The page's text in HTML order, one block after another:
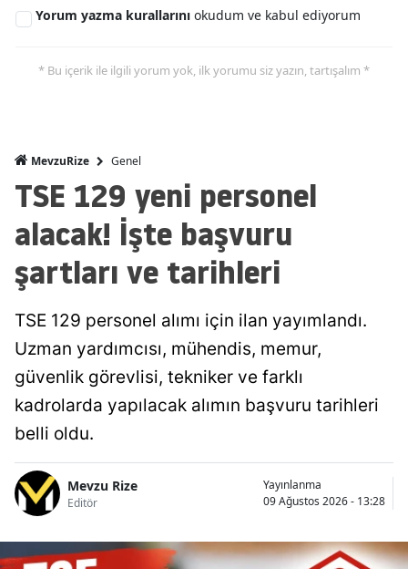
Yorum yazma kurallarını okudum ve kabul ediyorum
* Bu içerik ile ilgili yorum yok, ilk yorumu siz yazın, tartışalım *
MevzuRize Genel
TSE 129 yeni personel
alacak! İşte başvuru
şartları ve tarihleri
TSE 129 personel alımı için ilan yayımlandı.
Uzman yardımcısı, mühendis, memur,
güvenlik görevlisi, tekniker ve farklı
kadrolarda yapılacak alımın başvuru tarihleri
belli oldu.
Mevzu Rize
Editör
Yayınlanma
09 Ağustos 2026 - 13:28